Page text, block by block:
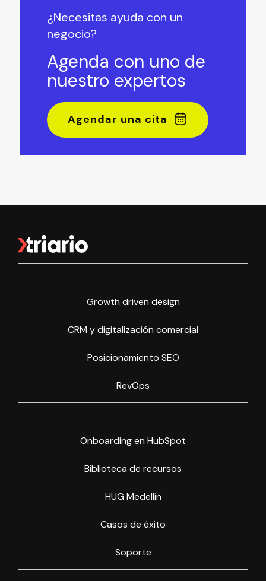
¿Necesitas ayuda con un
negocio?
Agenda con uno de
nuestro expertos
Agendar una cita
Growth driven design
CRM y digitalización comercial
Posicionamiento SEO
RevOps
Onboarding en HubSpot
Biblioteca de recursos
HUG Medellín
Casos de éxito
Soporte